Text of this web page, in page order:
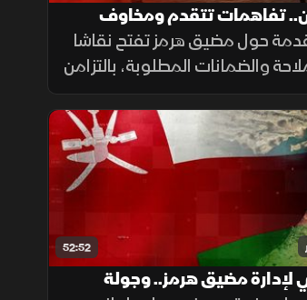
تفاهمات تتقدم ومخاوف
حول مضيق هرمز تفتح نقاشا
والضمانات المطلوبة، بالتزامن
روما حول الحدود ووقف
تداخل الحسابات الإقليمية
52:52
لإدارة مضيق هرمز.. وجولة